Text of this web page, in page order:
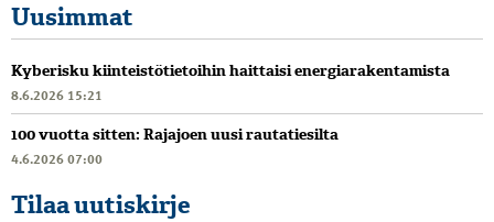
Uusimmat
Kyberisku kiinteistötietoihin haittaisi energiarakentamista
8.6.2026 15:21
100 vuotta sitten: Rajajoen uusi rautatiesilta
4.6.2026 07:00
Tilaa uutiskirje